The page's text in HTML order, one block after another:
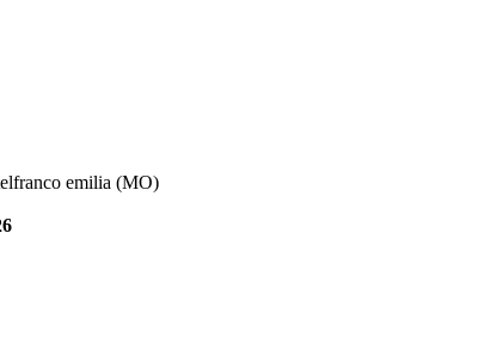
emilia (MO)